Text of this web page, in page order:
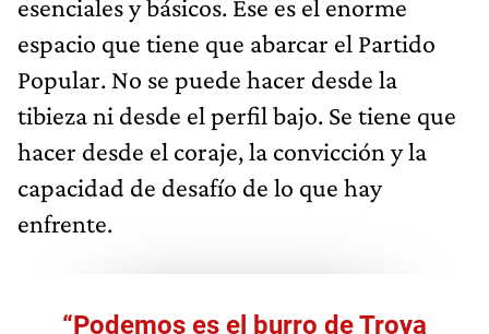
esenciales y básicos. Ese es el enorme
espacio que tiene que abarcar el Partido
Popular. No se puede hacer desde la
tibieza ni desde el perfil bajo. Se tiene que
hacer desde el coraje, la convicción y la
capacidad de desafío de lo que hay
enfrente.
“Podemos es el burro de Troya